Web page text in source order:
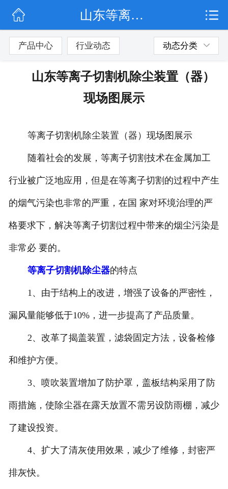
公司简介
山东等离子切割机除尘装置（器）现场图展示
产品中心 行业动态 动态分类
山东等离子切割机除尘装置（器）
现场图展示
等离子切割机除尘装置（器）现场图展示
随着社会的发展，等离子切割技术在金属加工
行业被广泛地应用，但是在等离子切割的过程中产生
的烟气污染也非常的严重，在国 家对环境治理的严
格要求下，解决等离子切割过程中带来的烟尘污染是
非常必 要的。
等离子切割机除尘器的特点
1、由于结构上的改进，增强了设备的严密性，
漏风量能够低于10%，进一步提高了产品质量。
2、改革了揭盖装置，滤袋固定方法，设备检修
和维护方便。
3、喷吹装置增加了防护罩，盖板结构采用了防
雨措施，使除尘器在露天放置不需另设防雨棚，减少
了建设投资。
4、扩大了清灰使用效果，减少了维修，封密严
排灰快。